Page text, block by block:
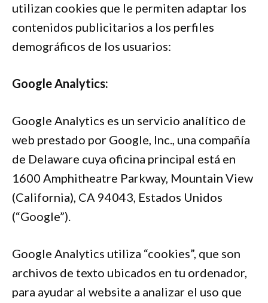
utilizan cookies que le permiten adaptar los
contenidos publicitarios a los perfiles
demográficos de los usuarios:
Google Analytics:
Google Analytics es un servicio analítico de
web prestado por Google, Inc., una compañía
de Delaware cuya oficina principal está en
1600 Amphitheatre Parkway, Mountain View
(California), CA 94043, Estados Unidos
(“Google”).
Google Analytics utiliza “cookies”, que son
archivos de texto ubicados en tu ordenador,
para ayudar al website a analizar el uso que